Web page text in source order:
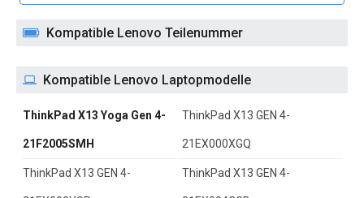
Kompatible Lenovo Teilenummer
Kompatible Lenovo Laptopmodelle
ThinkPad X13 Yoga Gen 4-
21F2005SMH
ThinkPad X13 GEN 4-
21EX000XGQ
ThinkPad X13 GEN 4- ThinkPad X13 GEN 4-